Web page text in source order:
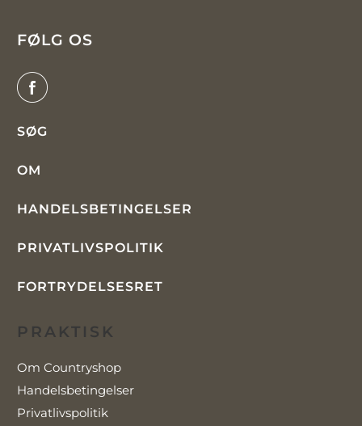
FØLG OS
SØG
OM
HANDELSBETINGELSER
PRIVATLIVSPOLITIK
FORTRYDELSESRET
PRAKTISK
Om Countryshop
Handelsbetingelser
Privatlivspolitik